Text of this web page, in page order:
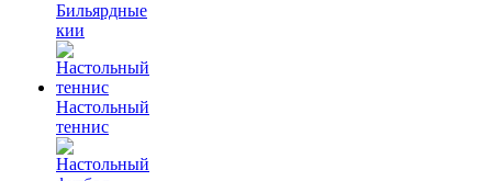
Бильярдные
кии
Настольный
теннис